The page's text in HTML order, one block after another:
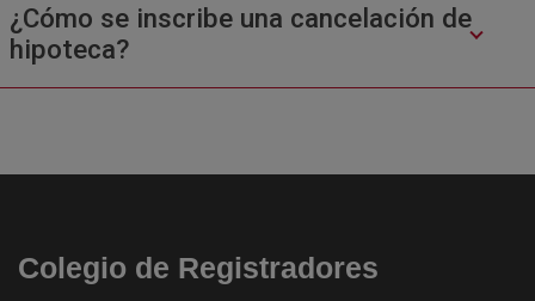
¿Cómo se inscribe una cancelación de
hipoteca?
Colegio de Registradores